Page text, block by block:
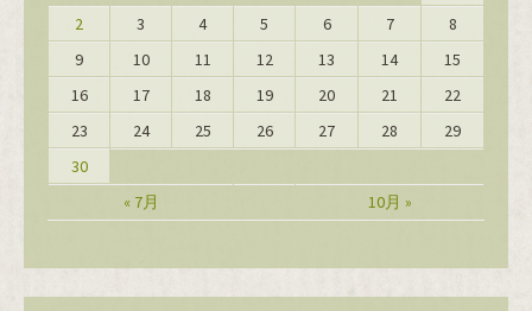
« 7月 10月 »
2
3 4 5 6 7
8
9
10 11 12 13 14
15
16
17 18 19 20 21
22
23
24 25 26 27 28
29
30